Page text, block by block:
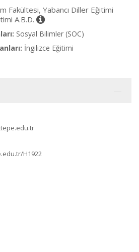
Fakültesi, Yabancı Diller Eğitimi
A.B.D.
Sosyal Bilimler (SOC)
İngilizce Eğitimi
H1922